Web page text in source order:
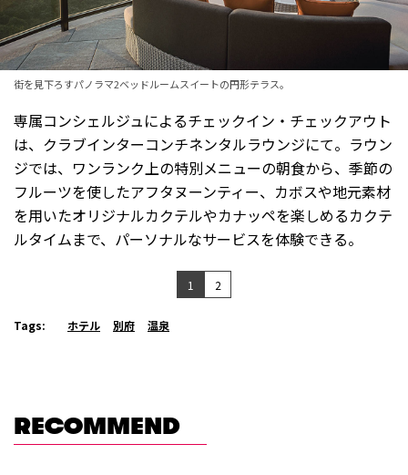
街を見下ろすパノラマ2ベッドルームスイートの円形テラス。
専属コンシェルジュによるチェックイン・チェックアウト
は、クラブインターコンチネンタルラウンジにて。ラウン
ジでは、ワンランク上の特別メニューの朝食から、季節の
フルーツを使したアフタヌーンティー、カボスや地元素材
を用いたオリジナルカクテルやカナッペを楽しめるカクテ
ルタイムまで、パーソナルなサービスを体験できる。
1 2
Tags: ホテル 別府 温泉
RECOMMEND